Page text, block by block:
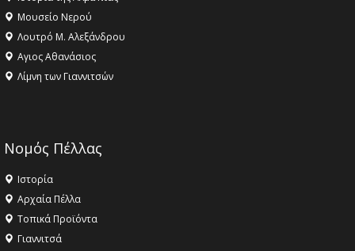
Μουσείο Νερού
Λουτρό Μ. Αλεξάνδρου
Αγιος Αθανάσιος
Λίμνη των Γιαννιτσών
Νομός Πέλλας
Ιστορία
Αρχαία Πέλλα
Τοπικά Προϊόντα
Γιαννιτσά